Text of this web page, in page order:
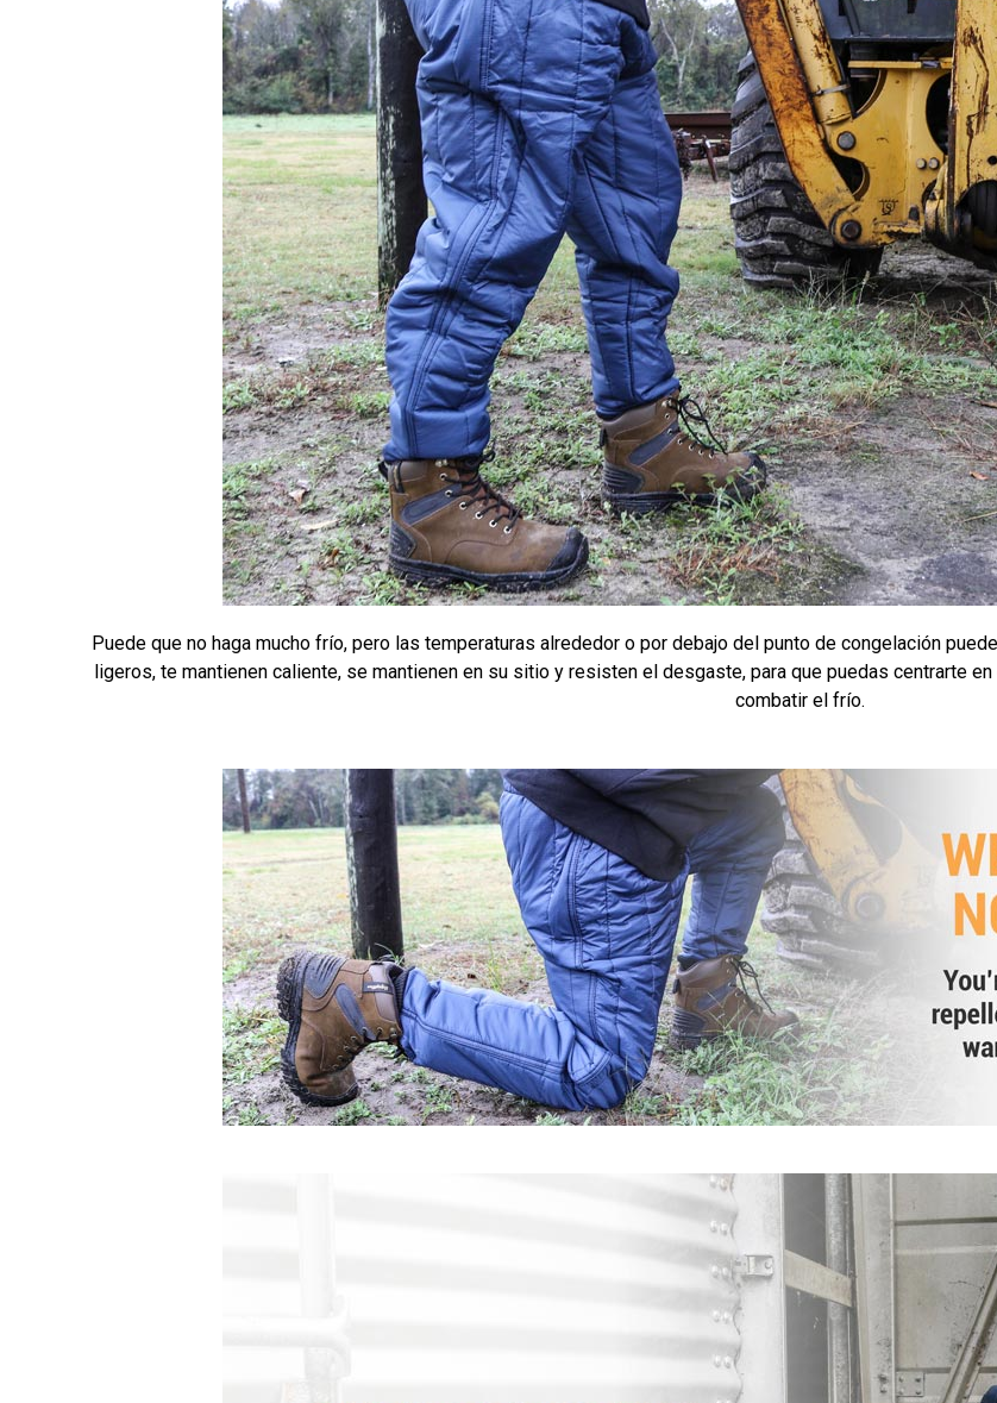
Puede que no haga mucho frío, pero las temperaturas alrededor o por debajo del punto de congelación
ligeros, te mantienen caliente, se mantienen en su sitio y resisten el desgaste, para que puedas centrarte
combatir el frío.